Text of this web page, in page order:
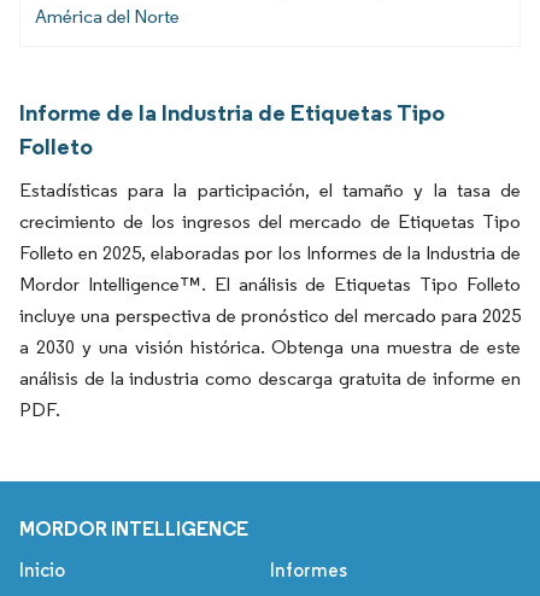
América del Norte
Informe de la Industria de Etiquetas Tipo
Folleto
Estadísticas para la participación, el tamaño y la tasa de
crecimiento de los ingresos del mercado de Etiquetas Tipo
Folleto en 2025, elaboradas por los Informes de la Industria de
Mordor Intelligence™. El análisis de Etiquetas Tipo Folleto
incluye una perspectiva de pronóstico del mercado para 2025
a 2030 y una visión histórica. Obtenga una muestra de este
análisis de la industria como descarga gratuita de informe en
PDF.
MORDOR INTELLIGENCE
Inicio Informes